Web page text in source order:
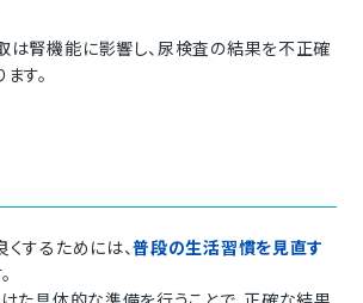
は腎機能に影響し、尿検査の結果を不正確
す。
するためには、普段の生活習慣を見直す